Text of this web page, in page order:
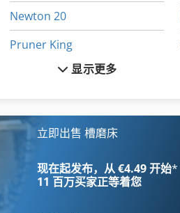
Newton 20
Pruner King
Schaublin 135
Wenzel Lh 54
三维 扫描 仪
显示更多
立即出售 槽磨床
现在起发布，从 €4.49 开始*
11 百万买家正等着您